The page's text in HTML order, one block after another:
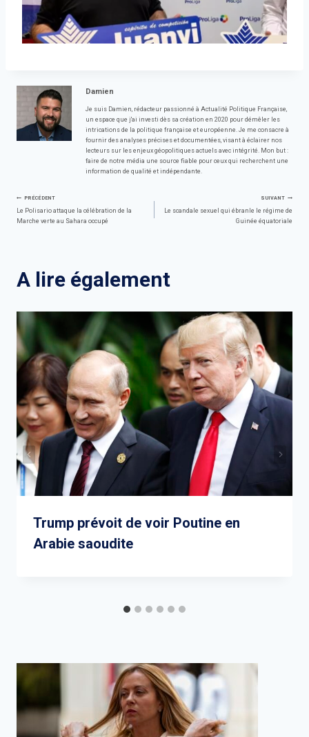
Damien
Je suis Damien, rédacteur passionné à Actualité Politique Française,
un espace que j'ai investi dès sa création en 2020 pour démêler les
intrications de la politique française et européenne. Je me consacre à
fournir des analyses précises et documentées, visant à éclairer nos
lecteurs sur les enjeux géopolitiques actuels avec intégrité. Mon but :
faire de notre média une source fiable pour ceux qui recherchent une
information de qualité et indépendante.
Navigation
PRÉCÉDENT
Le Polisario attaque la célébration de la
Marche verte au Sahara occupé
SUIVANT
Le scandale sexuel qui ébranle le régime de
Guinée équatoriale
A lire également
Trump prévoit de voir Poutine en
Arabie saoudite